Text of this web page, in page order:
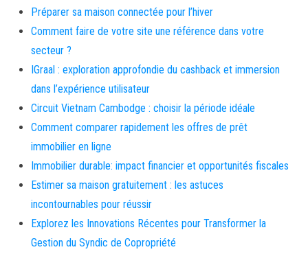
Préparer sa maison connectée pour l’hiver
Comment faire de votre site une référence dans votre
secteur ?
IGraal : exploration approfondie du cashback et immersion
dans l’expérience utilisateur
Circuit Vietnam Cambodge : choisir la période idéale
Comment comparer rapidement les offres de prêt
immobilier en ligne
Immobilier durable: impact financier et opportunités fiscales
Estimer sa maison gratuitement : les astuces
incontournables pour réussir
Explorez les Innovations Récentes pour Transformer la
Gestion du Syndic de Copropriété